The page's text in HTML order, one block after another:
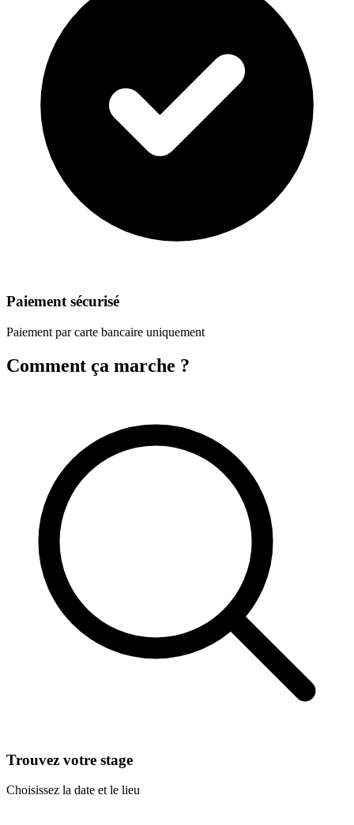
Paiement sécurisé
Paiement par carte bancaire uniquement
Comment ça marche ?
Trouvez votre stage
Choisissez la date et le lieu